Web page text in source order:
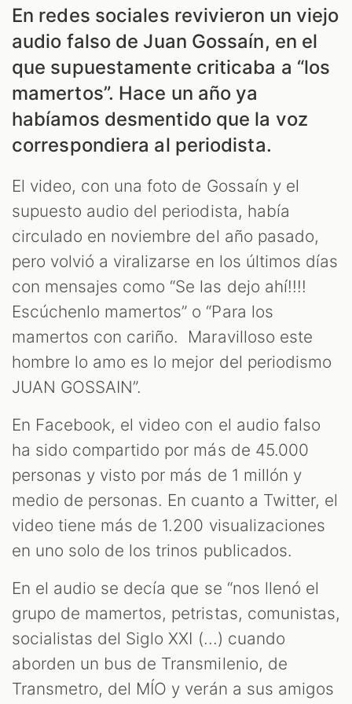
ZOOM
En redes sociales revivieron un viejo
audio falso de Juan Gossaín, en el
que supuestamente criticaba a “los
mamertos”. Hace un año ya
habíamos desmentido que la voz
correspondiera al periodista.
El video, con una foto de Gossaín y el
supuesto audio del periodista, había
circulado en noviembre del año pasado,
pero volvió a viralizarse en los últimos días
con mensajes como “Se las dejo ahí!!!!
Escúchenlo mamertos” o “Para los
mamertos con cariño. Maravilloso este
hombre lo amo es lo mejor del periodismo
JUAN GOSSAIN”.
En Facebook, el video con el audio falso
ha sido compartido por más de 45.000
personas y visto por más de 1 millón y
medio de personas. En cuanto a Twitter, el
video tiene más de 1.200 visualizaciones
en uno solo de los trinos publicados.
En el audio se decía que se “nos llenó el
grupo de mamertos, petristas, comunistas,
socialistas del Siglo XXI (...) cuando
aborden un bus de Transmilenio, de
Transmetro, del MÍO y verán a sus amigos